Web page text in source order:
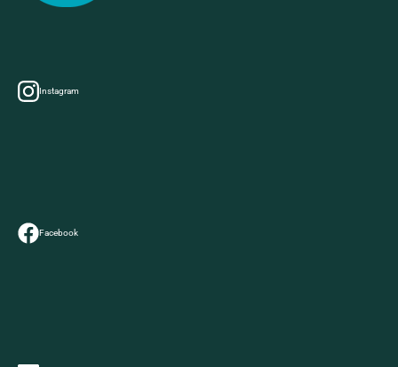
Instagram
Facebook